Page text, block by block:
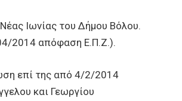
Ιωνίας του Δήμου Βόλου.
2014 απόφαση Ε.Π.Ζ.).
επί της από 4/2/2014
και Γεωργίου